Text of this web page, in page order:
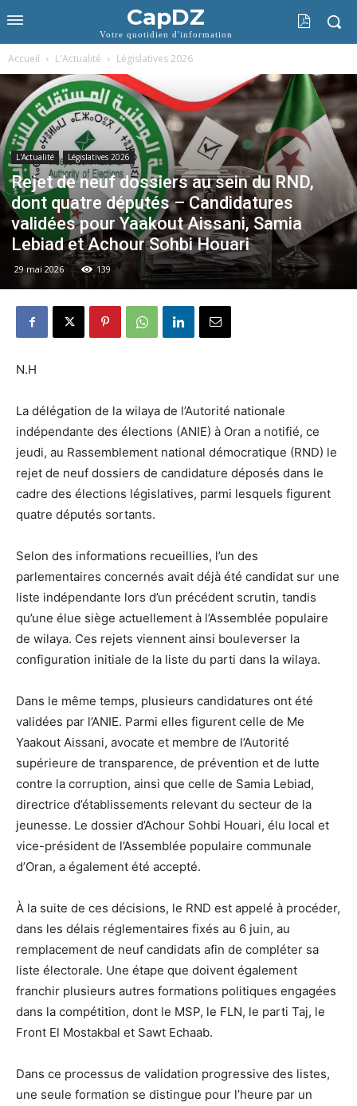
CapDZ
Votre quotidien d'information
Accueil L'Actualité Législatives 2026
L'Actualité Législatives 2026
Rejet de neuf dossiers au sein du RND,
dont quatre députés – Candidatures
validées pour Yaakout Aissani, Samia
Lebiad et Achour Sohbi Houari
29 mai 2026 139
N.H
La délégation de la wilaya de l’Autorité nationale
indépendante des élections (ANIE) à Oran a notifié, ce
jeudi, au Rassemblement national démocratique (RND) le
rejet de neuf dossiers de candidature déposés dans le
cadre des élections législatives, parmi lesquels figurent
quatre députés sortants.
Selon des informations recueillies, l’un des
parlementaires concernés avait déjà été candidat sur une
liste indépendante lors d’un précédent scrutin, tandis
qu’une élue siège actuellement à l’Assemblée populaire
de wilaya. Ces rejets viennent ainsi bouleverser la
configuration initiale de la liste du parti dans la wilaya.
Dans le même temps, plusieurs candidatures ont été
validées par l’ANIE. Parmi elles figurent celle de Me
Yaakout Aissani, avocate et membre de l’Autorité
supérieure de transparence, de prévention et de lutte
contre la corruption, ainsi que celle de Samia Lebiad,
directrice d’établissements relevant du secteur de la
jeunesse. Le dossier d’Achour Sohbi Houari, élu local et
vice-président de l’Assemblée populaire communale
d’Oran, a également été accepté.
À la suite de ces décisions, le RND est appelé à procéder,
dans les délais réglementaires fixés au 6 juin, au
remplacement de neuf candidats afin de compléter sa
liste électorale. Une étape que doivent également
franchir plusieurs autres formations politiques engagées
dans la compétition, dont le MSP, le FLN, le parti Taj, le
Front El Mostakbal et Sawt Echaab.
Dans ce processus de validation progressive des listes,
une seule formation se distingue pour l’heure par un